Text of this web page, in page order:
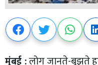
मुंबई :लोग जानते-बूझते